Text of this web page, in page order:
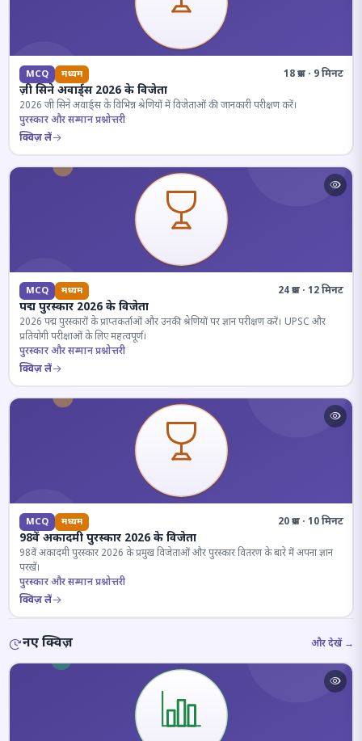
MCQ मध्यम 18 प्रश्न · 9 मिनट
ज़ी सिने अवार्ड्स 2026 के विजेता
2026 जी सिने अवार्ड्स के विभिन्न श्रेणियों में विजेताओं की जानकारी परीक्षण करें।
पुरस्कार और सम्मान प्रश्नोत्तरी
क्विज़ लें
MCQ मध्यम 24 प्रश्न · 12 मिनट
पद्म पुरस्कार 2026 के विजेता
2026 पद्म पुरस्कारों के प्राप्तकर्ताओं और उनकी श्रेणियों पर ज्ञान परीक्षण करें। UPSC और
प्रतियोगी परीक्षाओं के लिए महत्वपूर्ण।
पुरस्कार और सम्मान प्रश्नोत्तरी
क्विज़ लें
MCQ मध्यम 20 प्रश्न · 10 मिनट
98वें अकादमी पुरस्कार 2026 के विजेता
98वें अकादमी पुरस्कार 2026 के प्रमुख विजेताओं और पुरस्कार वितरण के बारे में अपना ज्ञान
परखें।
पुरस्कार और सम्मान प्रश्नोत्तरी
क्विज़ लें
नए क्विज़ और देखें →